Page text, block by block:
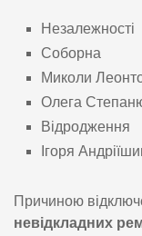
Незалежності
Соборна
Миколи
Олега
Відродження
Ігоря
Причиною
невідкладних